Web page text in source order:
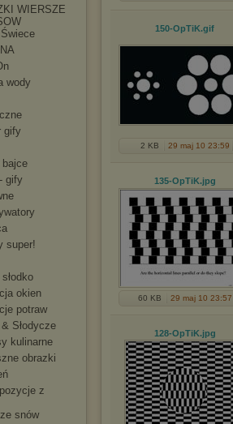
WIERSZE
wody
gify
gify
super!
okien
potraw
Słodycze
kulinarne
obrazki
z
snów
150-OpTiK.gif
2 KB 29 maj 10 23:59
135-OpTiK.jpg
60 KB 29 maj 10 23:57
128-OpTiK.jpg